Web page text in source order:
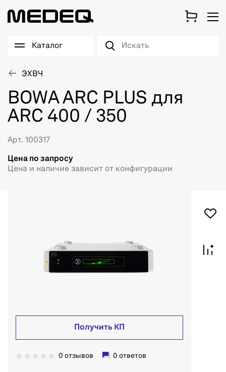
Каталог
ЭХВЧ
BOWA ARC PLUS для
ARC 400 / 350
Арт. 100317
Цена по запросу
Цена и наличие зависит от конфигурации
Получить КП
0 отзывов 0 ответов